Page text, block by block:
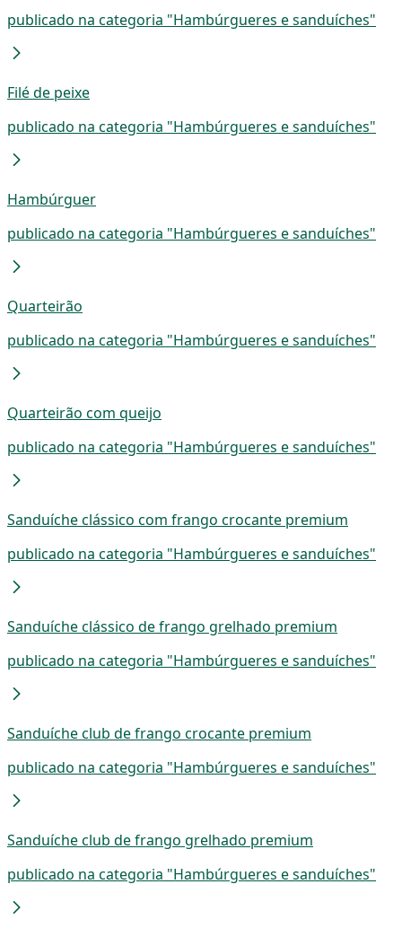
publicado na categoria "Hambúrgueres e sanduíches"
Filé de peixe
publicado na categoria "Hambúrgueres e sanduíches"
Hambúrguer
publicado na categoria "Hambúrgueres e sanduíches"
Quarteirão
publicado na categoria "Hambúrgueres e sanduíches"
Quarteirão com queijo
publicado na categoria "Hambúrgueres e sanduíches"
Sanduíche clássico com frango crocante premium
publicado na categoria "Hambúrgueres e sanduíches"
Sanduíche clássico de frango grelhado premium
publicado na categoria "Hambúrgueres e sanduíches"
Sanduíche club de frango crocante premium
publicado na categoria "Hambúrgueres e sanduíches"
Sanduíche club de frango grelhado premium
publicado na categoria "Hambúrgueres e sanduíches"